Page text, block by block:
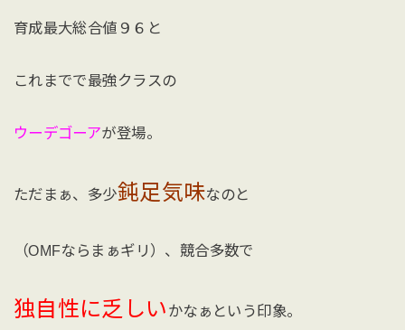
育成最大総合値９６と
これまでで最強クラスの
ウーデゴーアが登場。
ただまぁ、多少鈍足気味なのと
（OMFならまぁギリ）、競合多数で
独自性に乏しい かなぁという印象。